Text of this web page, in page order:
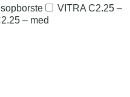
VITRA C2.25 –
– med